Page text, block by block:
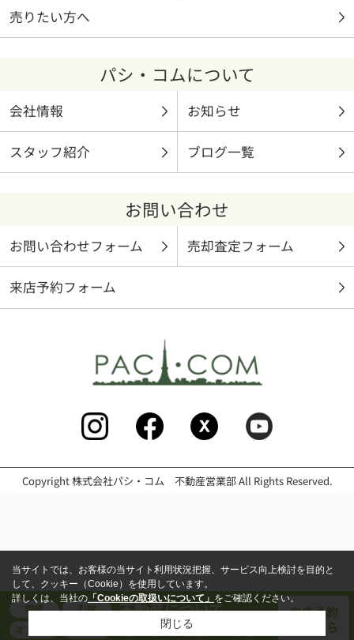
売りたい方へ
パシ・コムについて
会社情報 お知らせ
スタッフ紹介 ブログ一覧
お問い合わせ
お問い合わせフォーム 売却査定フォーム
来店予約フォーム
Copyright 株式会社パシ・コム 不動産営業部 All Rights Reserved.
当サイトでは、お客様の当サイト利用状況把握、サービス向上検討を目的と
して、クッキー（Cookie）を使用しています。
詳しくは、当社の「Cookieの取扱いについて」 をご確認ください。
閉じる